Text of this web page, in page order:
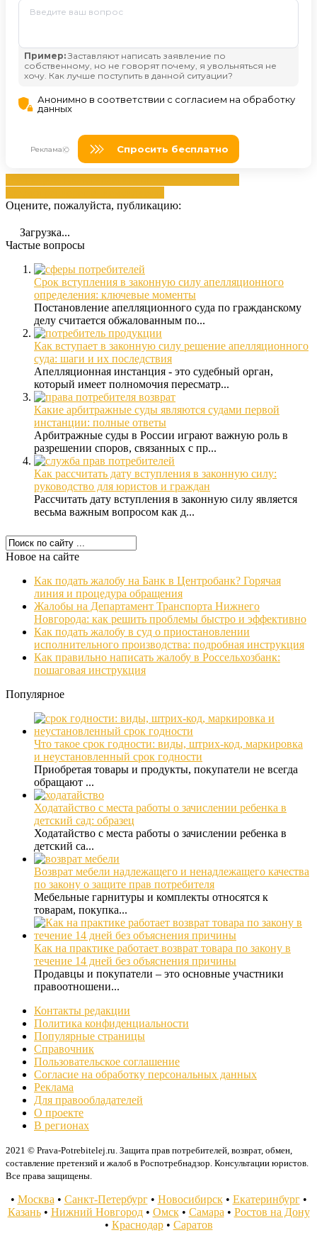
Оцените, пожалуйста, публикацию:
Загрузка...
Частые вопросы
Срок вступления в законную силу апелляционного
определения: ключевые моменты
Постановление апелляционного суда по гражданскому
делу считается обжалованным по...
Как вступает в законную силу решение апелляционного
суда: шаги и их последствия
Апелляционная инстанция - это судебный орган,
который имеет полномочия пересматр...
Какие арбитражные суды являются судами первой
инстанции: полные ответы
Арбитражные суды в России играют важную роль в
разрешении споров, связанных с пр...
Как рассчитать дату вступления в законную силу:
руководство для юристов и граждан
Рассчитать дату вступления в законную силу является
весьма важным вопросом как д...
Новое на сайте
Как подать жалобу на Банк в Центробанк? Горячая
линия и процедура обращения
Жалобы на Департамент Транспорта Нижнего
Новгорода: как решить проблемы быстро и эффективно
Как подать жалобу в суд о приостановлении
исполнительного производства: подробная инструкция
Как правильно написать жалобу в Россельхозбанк:
пошаговая инструкция
Популярное
Что такое срок годности: виды, штрих-код, маркировка
и неустановленный срок годности
Приобретая товары и продукты, покупатели не всегда
обращают ...
Ходатайство с места работы о зачислении ребенка в
детский сад: образец
Ходатайство с места работы о зачислении ребенка в
детский са...
Возврат мебели надлежащего и ненадлежащего качества
по закону о защите прав потребителя
Мебельные гарнитуры и комплекты относятся к
товарам, покупка...
Как на практике работает возврат товара по закону в
течение 14 дней без объяснения причины
Продавцы и покупатели – это основные участники
правоотношени...
Контакты редакции
Политика конфиденциальности
Популярные страницы
Справочник
Пользовательское соглашение
Согласие на обработку персональных данных
Реклама
Для правообладателей
О проекте
В регионах
2021 © Prava-Potrebitelej.ru. Защита прав потребителей, возврат, обмен,
составление претензий и жалоб в Роспотребнадзор. Консультации юристов.
Все права защищены.
• Москва • Санкт-Петербург• Новосибирск• Екатеринбург•
Казань• Нижний Новгород• Омск• Самара • Ростов на Дону
• Краснодар• Саратов